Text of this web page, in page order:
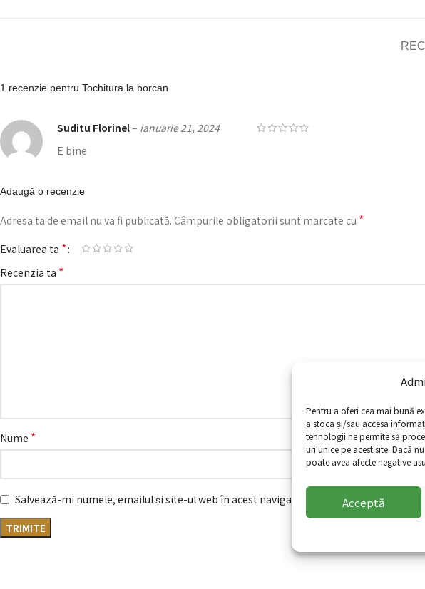
Pentru a oferi cea mai bună
a stoca și/sau accesa
tehnologii ne permite să
uri unice pe acest site. Dacă
poate avea afecte negative
Acceptă
1 recenzie pentru Tochitura la borcan
Suditu Florinel– ianuarie 21, 2024
E bine
Adaugă o recenzie
Adresa ta de email nu va fi publicată. Câmpurile obligatorii sunt marcate cu *
Evaluarea ta *
Recenzia ta *
Nume *
Salvează-mi numele, emailul și site-ul web în acest navigator pentru data viitoare